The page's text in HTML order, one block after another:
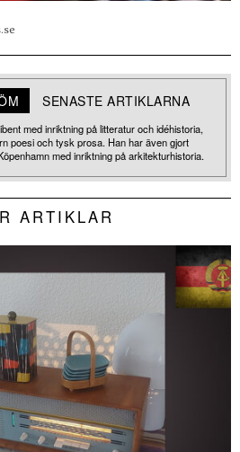
SENASTE ARTIKLARNA
med inriktning på litteratur och idéhistoria,
poesi och tysk prosa. Han har även gjort
med inriktning på arkitekturhistoria.
ARTIKLAR